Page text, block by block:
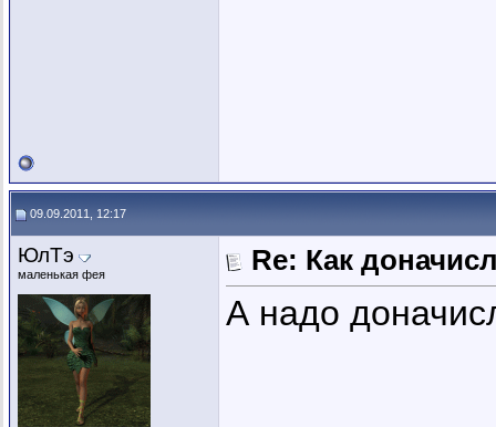
09.09.2011, 12:17
ЮлТэ
маленькая фея Re: Как
А надо